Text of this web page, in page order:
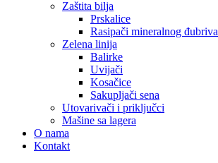
Zaštita bilja
Prskalice
Rasipači mineralnog đubriva
Zelena linija
Balirke
Uvijači
Kosačice
Sakupljači sena
Utovarivači i priključci
Mašine sa lagera
O nama
Kontakt